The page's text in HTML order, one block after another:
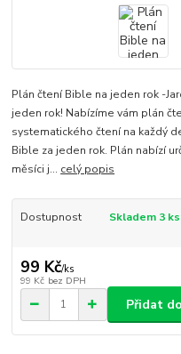
Plán čtení Bible na jeden rok -
jeden rok! Nabízíme vám plán
systematického čtení na každý
Bible za jeden rok. Plán nabízí
měsíci j... celý popis
Dostupnost Skladem 3 ks
99 Kč/ks
99 Kč bez DPH
Přidat